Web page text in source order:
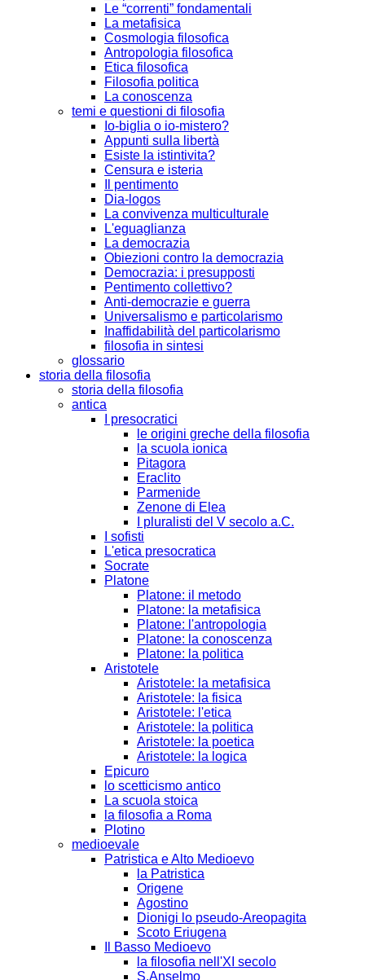
Le “correnti” fondamentali
La metafisica
Cosmologia filosofica
Antropologia filosofica
Etica filosofica
Filosofia politica
La conoscenza
temi e questioni di filosofia
Io-biglia o io-mistero?
Appunti sulla libertà
Esiste la istintivita?
Censura e isteria
Il pentimento
Dia-logos
La convivenza multiculturale
L'eguaglianza
La democrazia
Obiezioni contro la democrazia
Democrazia: i presupposti
Pentimento collettivo?
Anti-democrazie e guerra
Universalismo e particolarismo
Inaffidabilità del particolarismo
filosofia in sintesi
glossario
storia della filosofia
storia della filosofia
antica
I presocratici
le origini greche della filosofia
la scuola ionica
Pitagora
Eraclito
Parmenide
Zenone di Elea
I pluralisti del V secolo a.C.
I sofisti
L'etica presocratica
Socrate
Platone
Platone: il metodo
Platone: la metafisica
Platone: l'antropologia
Platone: la conoscenza
Platone: la politica
Aristotele
Aristotele: la metafisica
Aristotele: la fisica
Aristotele: l'etica
Aristotele: la politica
Aristotele: la poetica
Aristotele: la logica
Epicuro
lo scetticismo antico
La scuola stoica
la filosofia a Roma
Plotino
medioevale
Patristica e Alto Medioevo
la Patristica
Origene
Agostino
Dionigi lo pseudo-Areopagita
Scoto Eriugena
Il Basso Medioevo
la filosofia nell'XI secolo
S.Anselmo